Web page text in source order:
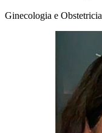
Ginecologia e Obstetricia